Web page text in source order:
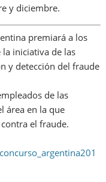
y diciembre.
premiará a los
iniciativa de las
y detección del fraude
de las
área en la que
el fraude.